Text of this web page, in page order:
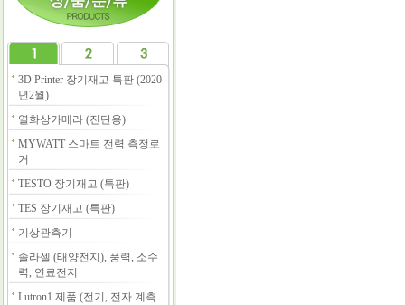
3D Printer 장기재고 특판 (2020
년2월)
열화상카메라 (진단용)
MYWATT 스마트 전력 측정로
거
TESTO 장기재고 (특판)
TES 장기재고 (특판)
기상관측기
솔라셀 (태양전지), 풍력, 소수
력, 연료전지
Lutron1 제품 (전기, 전자 계측